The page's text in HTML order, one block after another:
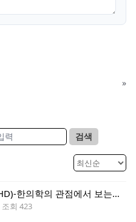
»
검색
주의력결핍 과잉행동장애(ADHD)-한의학의 관점에서 보는 마음의 흐트러짐
조회 423